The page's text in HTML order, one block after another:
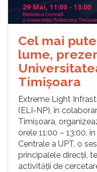
Cel mai
lume,
Timișoara
Extreme Light
(ELI-NP), în
Timișoara,
orele 11:00 – 13:00,
Centrale a UPT, o
principalele direcții,
activității de